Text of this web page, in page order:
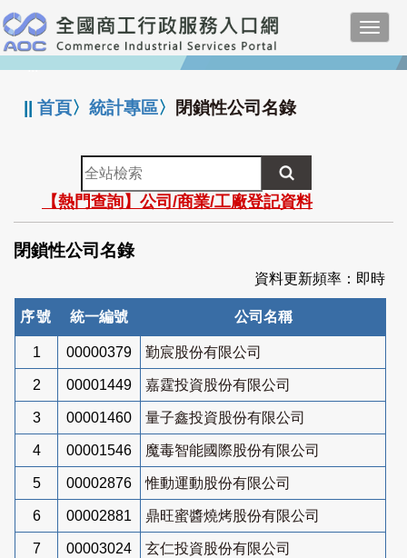
跳
到
主
要
:::
||首頁〉統計專區〉 閉鎖性公司名錄
全
站
檢
索
【熱門查詢】公司/商業/工廠登記資料
閉鎖性公司名錄
資料更新頻率：即時
序號 統一編號 公司名稱
1 00000379 勤宸股份有限公司
2 00001449 嘉霆投資股份有限公司
3 00001460 量子鑫投資股份有限公司
4 00001546 魔毒智能國際股份有限公司
5 00002876 惟動運動股份有限公司
6 00002881 鼎旺蜜醬燒烤股份有限公司
7 00003024 玄仁投資股份有限公司